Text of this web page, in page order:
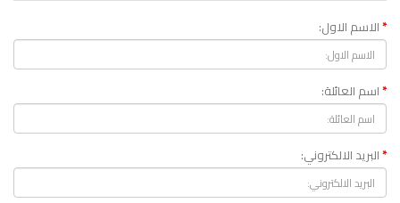
الاسم الاول:
اسم العائلة:
البريد الالكتروني: